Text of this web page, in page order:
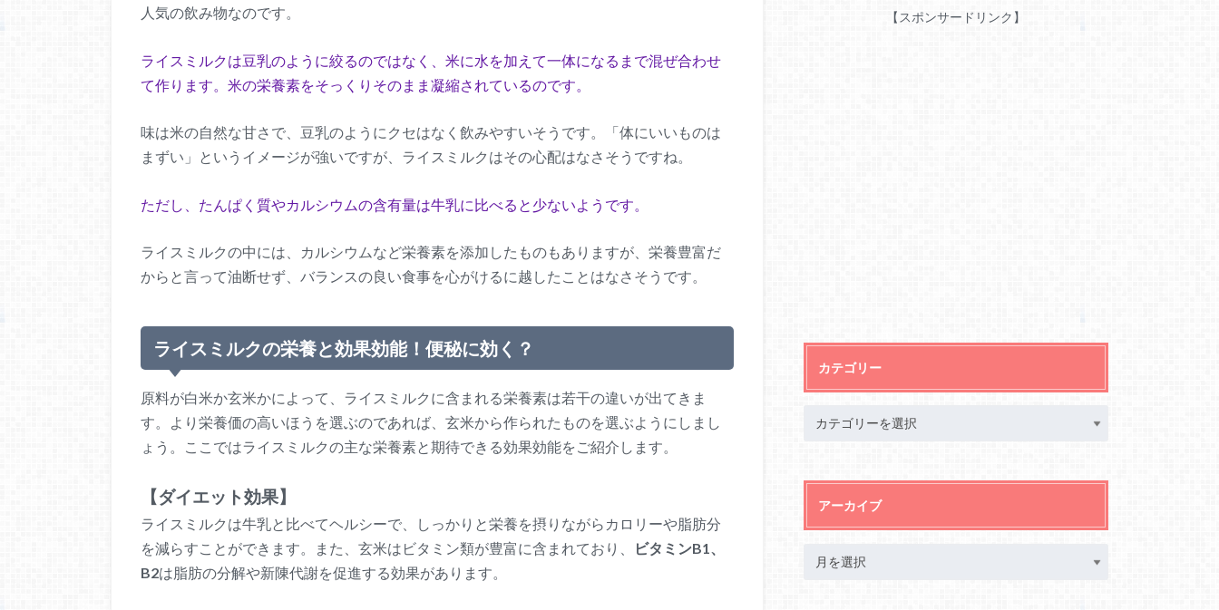
人気の飲み物なのです。
ライスミルクは豆乳のように絞るのではなく、米に水を加えて一体になるまで混ぜ合わせ
て作ります。米の栄養素をそっくりそのまま凝縮されているのです。
味は米の自然な甘さで、豆乳のようにクセはなく飲みやすいそうです。「体にいいものは
まずい」というイメージが強いですが、ライスミルクはその心配はなさそうですね。
ただし、たんぱく質やカルシウムの含有量は牛乳に比べると少ないようです。
ライスミルクの中には、カルシウムなど栄養素を添加したものもありますが、栄養豊富だ
からと言って油断せず、バランスの良い食事を心がけるに越したことはなさそうです。
ライスミルクの栄養と効果効能！便秘に効く？
原料が白米か玄米かによって、ライスミルクに含まれる栄養素は若干の違いが出てきま
す。より栄養価の高いほうを選ぶのであれば、玄米から作られたものを選ぶようにしまし
ょう。ここではライスミルクの主な栄養素と期待できる効果効能をご紹介します。
【ダイエット効果】
ライスミルクは牛乳と比べてヘルシーで、しっかりと栄養を摂りながらカロリーや脂肪分
を減らすことができます。また、玄米はビタミン類が豊富に含まれており、
ビタミンB1、
B2は脂肪の分解や新陳代謝を促進する効果があります。
【スポンサードリンク】
カテゴリー
アーカイブ